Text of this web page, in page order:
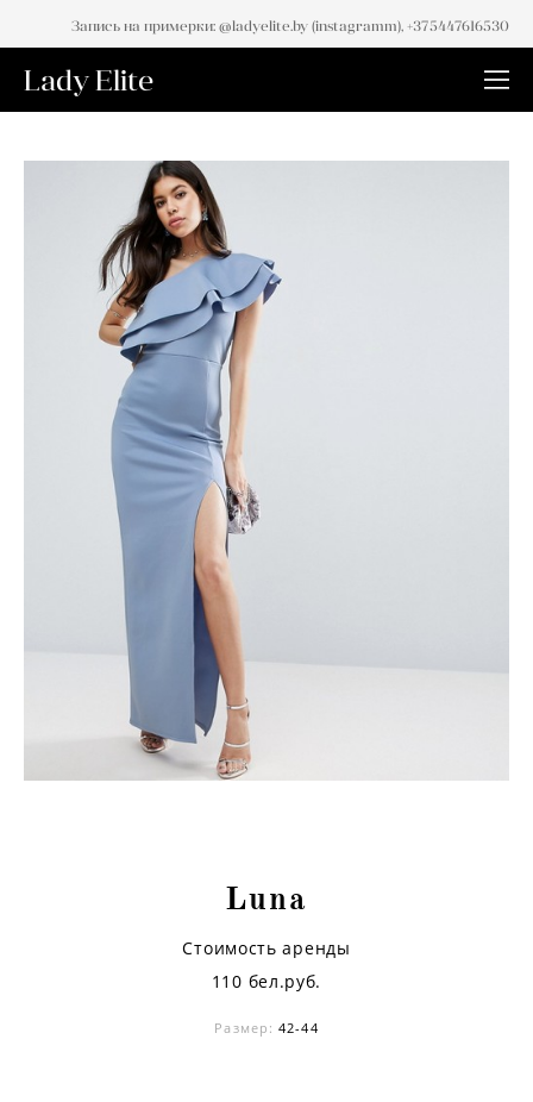
Запись на примерки: @ladyelite.by (instagramm), +375447616530
Lady Elite
Luna
Стоимость аренды
110 бел.руб.
Размер:42-44